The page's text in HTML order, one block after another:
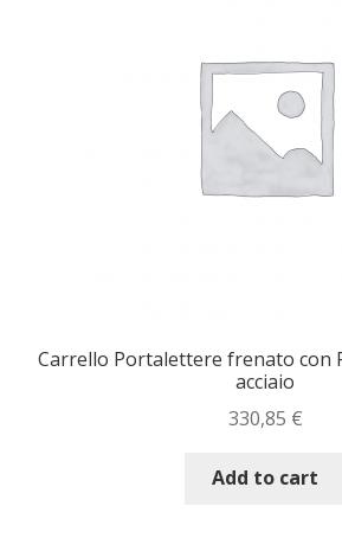
Carrello Portalettere frenato con
acciaio
330,85 €
Add to cart